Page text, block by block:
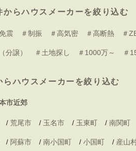
からハウスメーカーを絞り込む
震 ＃制振 ＃高気密 ＃高断熱 ＃
分譲） ＃土地探し ＃1000万～ ＃
らハウスメーカーを絞り込む
市近郊
/ 荒尾市 / 玉名市 / 玉東町 / 南関町
/ 阿蘇市 / 南小国町 / 小国町 / 産山